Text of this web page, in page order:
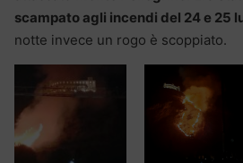
scampato agli incendi del 24 e 25
notte invece un rogo è scoppiato.